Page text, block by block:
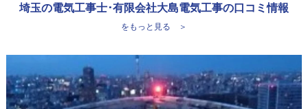
埼玉の電気工事士･有限会社大島電気工事の口コミ情報
をもっと見る ＞